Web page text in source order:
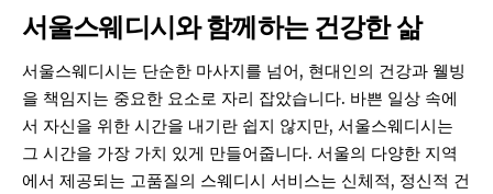
서울스웨디시와 함께하는 건강한 삶
서울스웨디시는 단순한 마사지를 넘어, 현대인의 건강과 웰빙
을 책임지는 중요한 요소로 자리 잡았습니다. 바쁜 일상 속에
서 자신을 위한 시간을 내기란 쉽지 않지만, 서울스웨디시는
그 시간을 가장 가치 있게 만들어줍니다. 서울의 다양한 지역
에서 제공되는 고품질의 스웨디시 서비스는 신체적, 정신적 건